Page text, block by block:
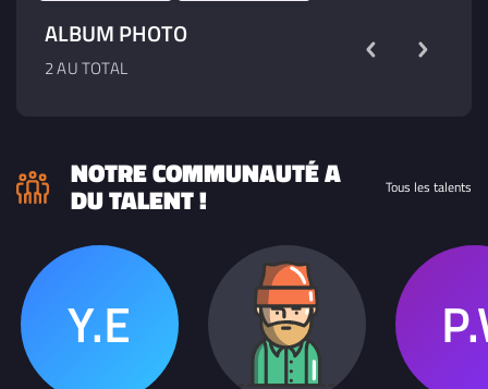
ALBUM PHOTO
2 AU TOTAL
NOTRE COMMUNAUTÉ A
DU TALENT ! Tous les talents